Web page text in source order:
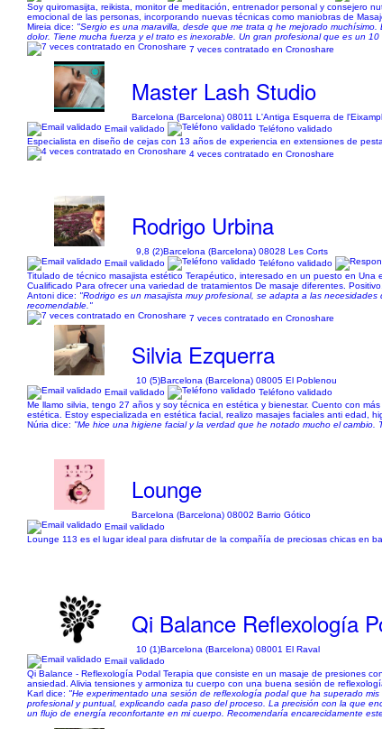
Soy quiromasijta, reikista, monitor de meditación, entrenador personal y consejero
emocional de las personas, incorporando nuevas técnicas como maniobras de
Mireia dice: "Sergio es una maravilla, desde que me trata q he mejorado
dolor. Tiene mucha fuerza y el trato es inexorable. Un gran profesional que es un
7 veces contratado en Cronoshare
Master Lash Studio
Barcelona (Barcelona) 08011 L'Antiga Esquerra de
Email validado
Teléfono validado
Especialista en diseño de cejas con 13 años de experiencia en extensiones de
4 veces contratado en Cronoshare
Rodrigo Urbina
9,8 (2)Barcelona (Barcelona) 08028 Les Corts
Email validado
Teléfono validado
Titulado de técnico masajista estético Terapéutico, interesado en un puesto en
Cualificado Para ofrecer una variedad de tratamientos De masaje diferentes.
Antoni dice: "Rodrigo es un masajista muy profesional, se adapta a las
recomendable."
7 veces contratado en Cronoshare
Silvia Ezquerra
10 (5)Barcelona (Barcelona) 08005 El Poblenou
Email validado
Teléfono validado
Me llamo silvia, tengo 27 años y soy técnica en estética y bienestar. Cuento con
estética. Estoy especializada en estética facial, realizo masajes faciales anti edad,
Núria dice: "Me hice una higiene facial y la verdad que he notado mucho el
Lounge
Barcelona (Barcelona) 08002 Barrio Gótico
Email validado
Lounge 113 es el lugar ideal para disfrutar de la compañía de preciosas chicas en
Qi Balance Reflexología
10 (1)Barcelona (Barcelona) 08001 El Raval
Email validado
Qi Balance - Reflexología Podal Terapia que consiste en un masaje de presiones
ansiedad. Alivia tensiones y armoniza tu cuerpo con una buena sesión de
Karl dice: "He experimentado una sesión de reflexología podal que ha superado
profesional y puntual, explicando cada paso del proceso. La precisión con la que
un flujo de energía reconfortante en mi cuerpo. Recomendaría encarecidamente